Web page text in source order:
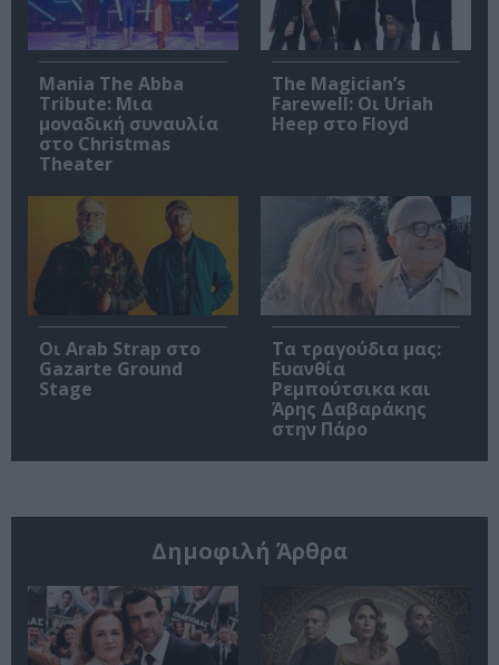
Mania The Abba
Tribute: Μια
μοναδική συναυλία
στο Christmas
Theater
The Magician’s
Farewell: Οι Uriah
Heep στο Floyd
Οι Arab Strap στο
Gazarte Ground
Stage
Τα τραγούδια μας:
Ευανθία
Ρεμπούτσικα και
Άρης Δαβαράκης
στην Πάρο
Δημοφιλή Άρθρα